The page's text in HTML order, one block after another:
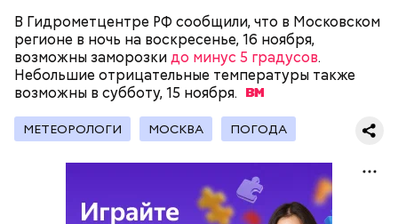
В Гидрометцентре РФ сообщили, что в Московском
регионе в ночь на воскресенье, 16 ноября,
возможны заморозкидо минус 5 градусов.
Небольшие отрицательные температуры также
возможны в субботу, 15 ноября.
МЕТЕОРОЛОГИ МОСКВА ПОГОДА